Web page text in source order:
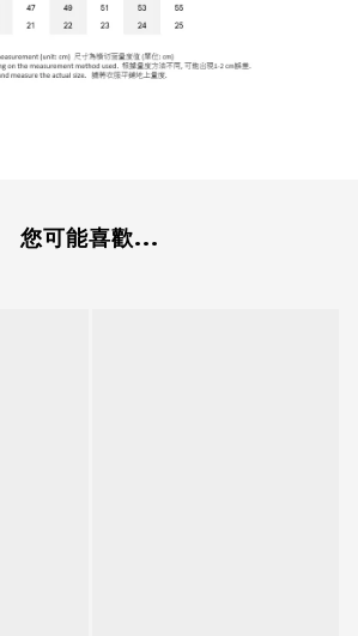
您可能喜歡...